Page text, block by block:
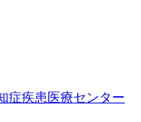
疾患医療センター